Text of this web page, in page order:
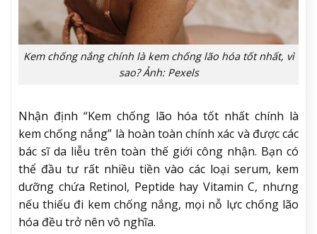
Kem chống nắng chính là kem chống lão hóa tốt nhất, vì
sao? Ảnh: Pexels
Nhận định “Kem chống lão hóa tốt nhất chính là
kem chống nắng” là hoàn toàn chính xác và được các
bác sĩ da liễu trên toàn thế giới công nhận. Bạn có
thể đầu tư rất nhiều tiền vào các loại serum, kem
dưỡng chứa Retinol, Peptide hay Vitamin C, nhưng
nếu thiếu đi kem chống nắng, mọi nỗ lực chống lão
hóa đều trở nên vô nghĩa.